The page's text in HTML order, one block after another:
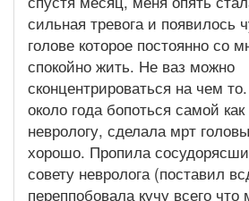
сильная тревога и появилось
голове которое постоянно со
спокойно жить. Не ваз можно
сконцентрироваться на чем
около года бопоться самой
неврологу, сделала мрт
хорошо. Пропила
совету невролога (поставил
переппобовала кучу всего